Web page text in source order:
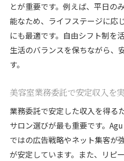
とが重要です。例えば、平日の
能なため、ライフステージに応
にも最適です。自由シフト制を
生活のバランスを保ちながら、
す。
美容室業務委託で安定収入を
業務委託で安定した収入を得る
サロン選びが最も重要です。
ではの広告戦略やネット集客が
が安定しています。また、リピ